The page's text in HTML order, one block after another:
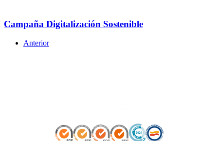
Campaña Digitalización Sostenible
Anterior